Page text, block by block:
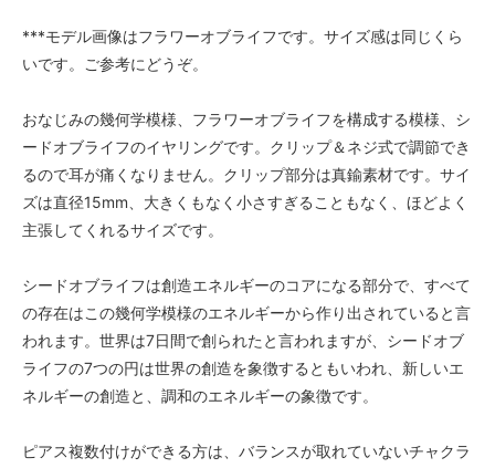
***モデル画像はフラワーオブライフです。サイズ感は同じくら
いです。ご参考にどうぞ。
おなじみの幾何学模様、フラワーオブライフを構成する模様、シ
ードオブライフのイヤリングです。クリップ＆ネジ式で調節でき
るので耳が痛くなりません。クリップ部分は真鍮素材です。サイ
ズは直径15mm、大きくもなく小さすぎることもなく、ほどよく
主張してくれるサイズです。
シードオブライフは創造エネルギーのコアになる部分で、すべて
の存在はこの幾何学模様のエネルギーから作り出されていると言
われます。世界は7日間で創られたと言われますが、シードオブ
ライフの7つの円は世界の創造を象徴するともいわれ、新しいエ
ネルギーの創造と、調和のエネルギーの象徴です。
ピアス複数付けができる方は、バランスが取れていないチャクラ